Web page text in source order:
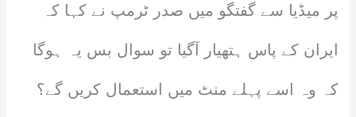
پر میڈیا سے گفتگو میں صدر ٹرمپ نے کہا کہ
ایران کے پاس ہتھیار آگیا تو سوال بس یہ ہوگا
کہ وہ اسے پہلے منٹ میں استعمال کریں گے؟